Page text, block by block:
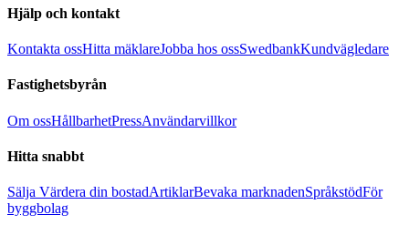
Hjälp och kontakt
Kontakta ossHitta mäklareJobba hos ossSwedbankKundvägledare
Fastighetsbyrån
Om ossHållbarhetPressAnvändarvillkor
Hitta snabbt
Sälja Värdera din bostadArtiklarBevaka marknadenSpråkstödFör
byggbolag